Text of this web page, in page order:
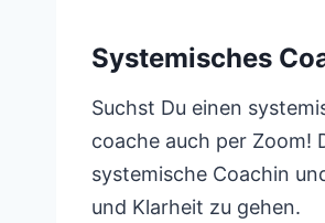
Systemisches
Suchst Du einen
coache auch per Zoom!
systemische Coachin
und Klarheit zu gehen.